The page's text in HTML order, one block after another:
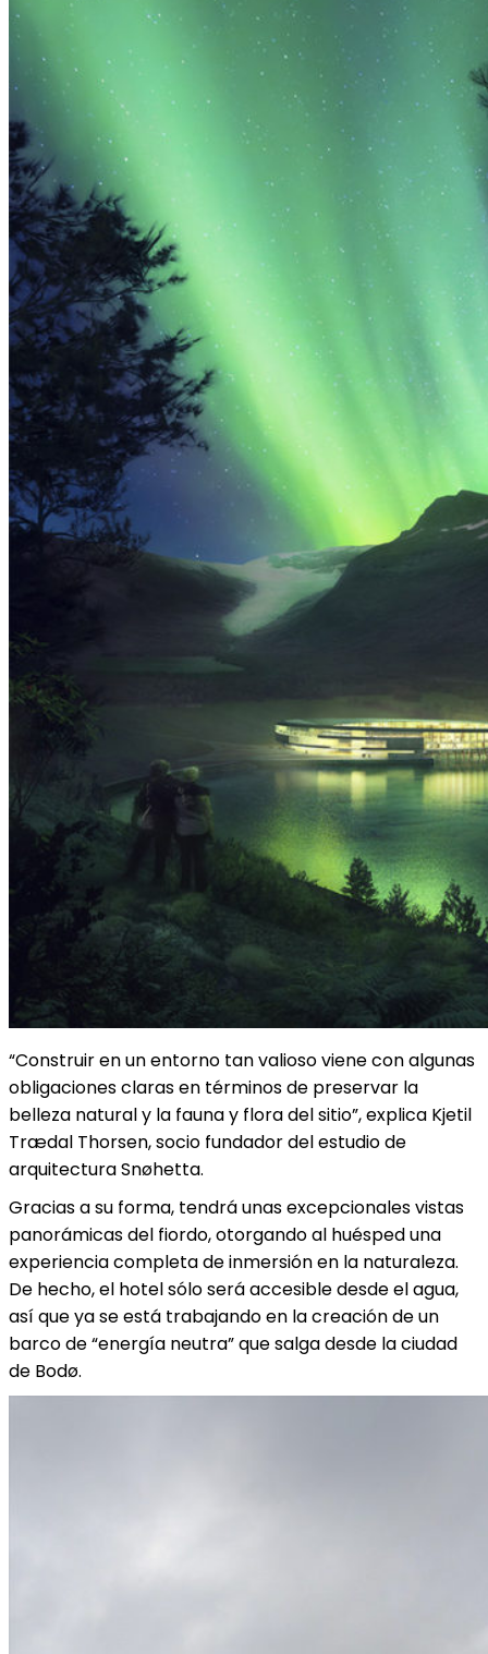
“Construir en un entorno tan valioso viene con algunas
obligaciones claras en términos de preservar la
belleza natural y la fauna y flora del sitio”, explica Kjetil
Trædal Thorsen, socio fundador del estudio de
arquitectura Snøhetta.
Gracias a su forma, tendrá unas excepcionales vistas
panorámicas del fiordo, otorgando al huésped una
experiencia completa de inmersión en la naturaleza.
De hecho, el hotel sólo será accesible desde el agua,
así que ya se está trabajando en la creación de un
barco de “energía neutra” que salga desde la ciudad
de Bodø.